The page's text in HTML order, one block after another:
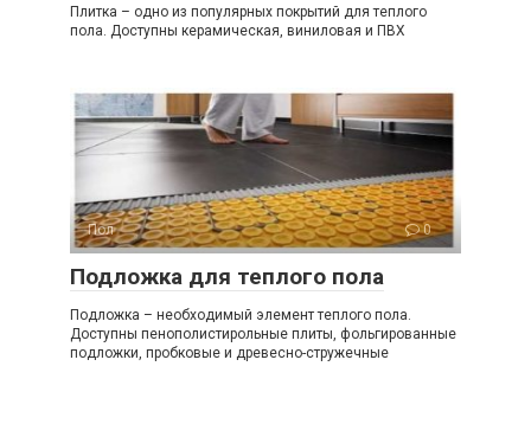
Плитка – одно из популярных покрытий для теплого
пола. Доступны керамическая, виниловая и ПВХ
Пол 0
Подложка для теплого пола
Подложка – необходимый элемент теплого пола.
Доступны пенополистирольные плиты, фольгированные
подложки, пробковые и древесно-стружечные